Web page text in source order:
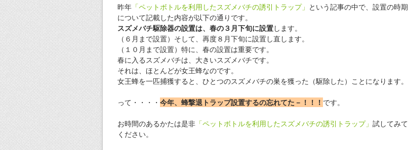
昨年 「ペットボトルを利用したスズメバチの誘引トラップ」 という記事の中で、設置の時期
について記載した内容が以下の通りです。
スズメバチ駆除器の設置は、春の３月下旬に設置します。
（６月まで設置）そして、再度８月下旬に設置し直します。
（１０月まで設置）特に、春の設置は重要です。
春に入るスズメバチは、大きいスズメバチです。
それは、ほとんどが女王蜂なのです。
女王蜂を一匹捕獲すると、ひとつのスズメバチの巣を獲った（駆除した）ことになります。
って・・・・ 今年、蜂撃退トラップ設置するの忘れてた－！！！ です。
お時間のあるかたは是非 「ペットボトルを利用したスズメバチの誘引トラップ」 試してみて
ください。